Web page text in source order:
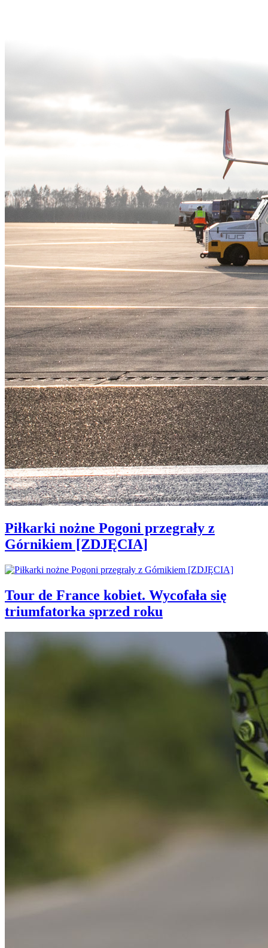
Piłkarki nożne Pogoni przegrały z
Górnikiem [ZDJĘCIA]
Tour de France kobiet. Wycofała się
triumfatorka sprzed roku